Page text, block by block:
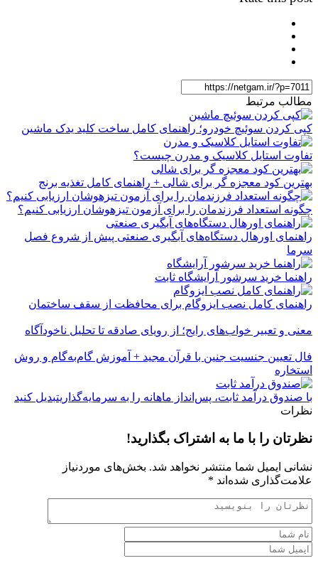
مطالب مرتبط
کپی کردن سوئیچ خودرو؛ راهنمای کامل ساخت کلید یدک ماشین
تفاوت استایل کلاسیک و مدرن چیست؟
بهترین کود معجزه گر برای شالی + راهنمای کامل تغذیه برنج
چگونه استعداد فرزندمان را برای آزمون تیزهوشان ارزیابی کنیم؟
راهنمای اورهال دستگاه‌های آبگیری صنعتی پیش از شروع فصل
سرما
راهنما خرید سرشور آرایشگاه ثابت
راهنمای کامل نصب ایزوگام برای محافظت از سقف ساختمان
معنی و تعبیر خواب‌های رایج؛ از رویای صادقه تا تحلیل ناخودآگاه
فال تعیین جنسیت جنین با قرآن مجید + آموزش گام‌به‌گام و روش
استخاره
با صندوق درآمد ثابت، پس‌انداز ماهانه را به سرمایه‌گذاریتبدیل کنید
نظرات
نظرتان را با ما به اشتراک بگذارید!
نشانی ایمیل شما منتشر نخواهد شد. بخش‌های موردنیاز
علامت‌گذاری شده‌اند *